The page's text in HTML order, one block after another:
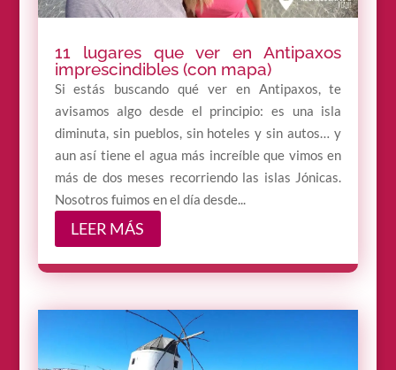
11 lugares que ver en Antipaxos
imprescindibles (con mapa)
Si estás buscando qué ver en Antipaxos, te
avisamos algo desde el principio: es una isla
diminuta, sin pueblos, sin hoteles y sin autos… y
aun así tiene el agua más increíble que vimos en
más de dos meses recorriendo las islas Jónicas.
Nosotros fuimos en el día desde...
LEER MÁS